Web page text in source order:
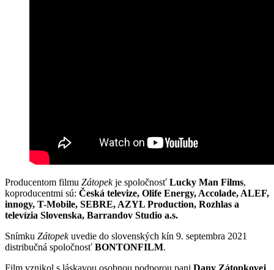
Producentom filmu Zátopekje spoločnosť Lucky Man Films,
koproducentmi sú: Česká televize, Olife Energy, Accolade, ALEF,
innogy, T-Mobile, SEBRE, AZYL Production, Rozhlas a
televízia Slovenska, Barrandov Studio a.s.
Snímku Zátopekuvedie do slovenských kín 9. septembra 2021
distribučná spoločnosť BONTONFILM.